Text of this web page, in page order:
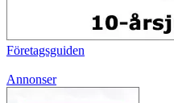
Företagsguiden
Annonser